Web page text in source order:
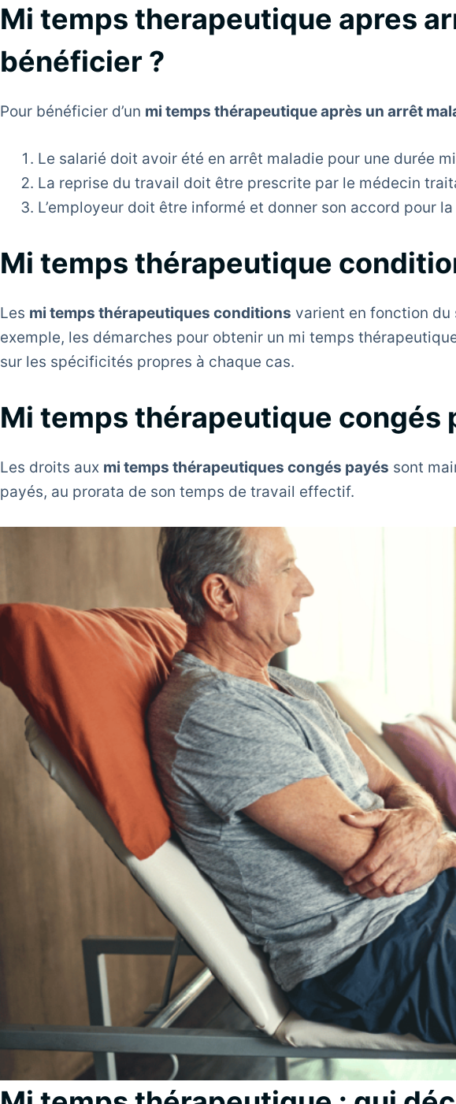
Mi temps therapeutique apres
bénéficier ?
Pour bénéficier d’un mi temps thérapeutique après un arrêt
Le salarié doit avoir été en arrêt maladie pour une durée
La reprise du travail doit être prescrite par le médecin
L’employeur doit être informé et donner son accord pour
Mi temps thérapeutique
Les mi temps thérapeutiques conditions varient en fonction du
exemple, les démarches pour obtenir un mi temps
sur les spécificités propres à chaque cas.
Mi temps thérapeutique congés
Les droits aux mi temps thérapeutiques congés payés sont
payés, au prorata de son temps de travail effectif.